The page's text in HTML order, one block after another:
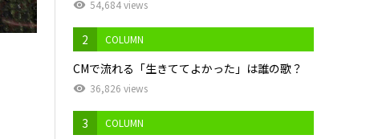
54,684 views
2 COLUMN
CMで流れる「生きててよかった」は誰の歌？
36,826 views
3 COLUMN